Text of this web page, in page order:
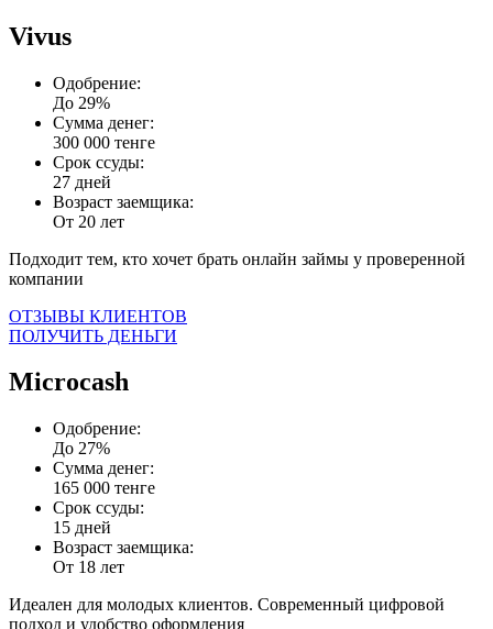
Vivus
Одобрение:
До 29%
Сумма денег:
300 000 тенге
Срок ссуды:
27 дней
Возраст заемщика:
От 20 лет
Подходит тем, кто хочет брать онлайн займы у проверенной
компании
ОТЗЫВЫ КЛИЕНТОВ
ПОЛУЧИТЬ ДЕНЬГИ
Microcash
Одобрение:
До 27%
Сумма денег:
165 000 тенге
Срок ссуды:
15 дней
Возраст заемщика:
От 18 лет
Идеален для молодых клиентов. Современный цифровой
подход и удобство оформления